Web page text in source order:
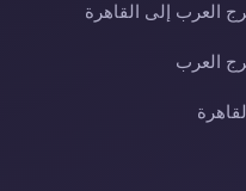
العرب إلى القاهرة
العرب